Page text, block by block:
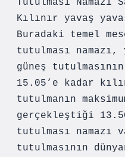
Tutulması Namazı
Kılınır yavaş
Buradaki temel
tutulması namazı,
güneş
15.05’e kadar
tutulmanın
gerçekleştiği
tutulması namazı
tutulmasının